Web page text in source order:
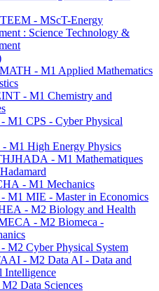
- MScT-Energy
: Science Technology &
- M1 Applied Mathematics
- M1 Chemistry and
M1 CPS - Cyber Physical
M1 High Energy Physics
- M1 Mathematiques
- M1 Mechanics
M1 MIE - Master in Economics
- M2 Biology and Health
- M2 Biomeca -
M2 Cyber Physical System
- M2 Data AI - Data and
Intelligence
Data Sciences